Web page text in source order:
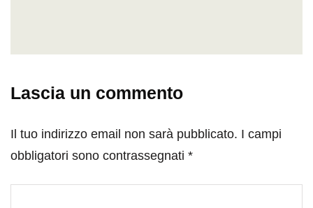
Lascia un commento
Il tuo indirizzo email non sarà pubblicato. I campi
obbligatori sono contrassegnati *